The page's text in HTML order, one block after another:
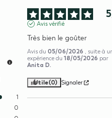
1
0
5
Avis vérifié
Très bien le goûter
Avis du 05/06/2026 , suite à
expérience du18/05/2026 par
Anita D.
Utile(0) Signaler